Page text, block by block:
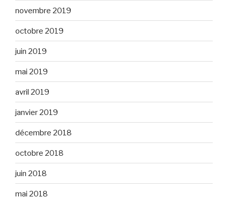
novembre 2019
octobre 2019
juin 2019
mai 2019
avril 2019
janvier 2019
décembre 2018
octobre 2018
juin 2018
mai 2018